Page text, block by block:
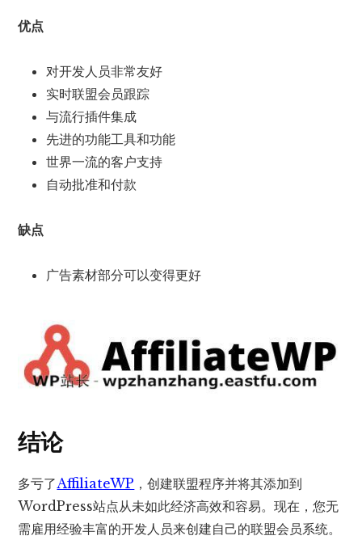
优点
对开发人员非常友好
实时联盟会员跟踪
与流行插件集成
先进的功能工具和功能
世界一流的客户支持
自动批准和付款
缺点
广告素材部分可以变得更好
结论
多亏了AffiliateWP ，创建联盟程序并将其添加到
WordPress站点从未如此经济高效和容易。现在，您无
需雇用经验丰富的开发人员来创建自己的联盟会员系统。